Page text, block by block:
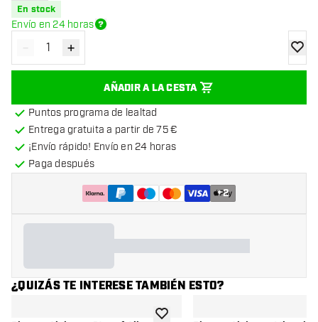
En stock
Envío en 24 horas
Disminuir cantidad
- Aumentar cantidad
+
AÑADIR A LA CESTA
Puntos programa de lealtad
Entrega gratuita a partir de 75 €
¡Envío rápido! Envío en 24 horas
Paga después
+2
¿QUIZÁS TE INTERESE TAMBIÉN ESTO?